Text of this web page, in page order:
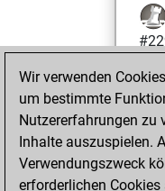
Wir verwenden
um bestimmte
Nutzererfahrungen zu
Inhalte auszuspielen.
Verwendungszweck
erforderlichen